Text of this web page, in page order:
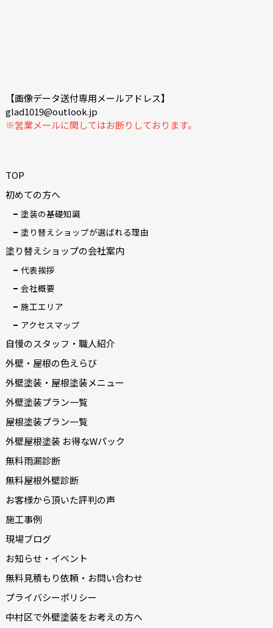
【画像データ送付専用メールアドレス】
glad1019@outlook.jp
※営業メールに関してはお断りしております。
TOP
初めての方へ
塗装の基礎知識
塗り替えショップが選ばれる理由
塗り替えショップの会社案内
代表挨拶
会社概要
施工エリア
アクセスマップ
自慢のスタッフ・職人紹介
外壁・屋根の色えらび
外壁塗装・屋根塗装メニュー
外壁塗装プラン一覧
屋根塗装プラン一覧
外壁屋根塗装 お得なWパック
無料雨漏診断
無料屋根外壁診断
お客様から頂いた評判の声
施工事例
現場ブログ
お知らせ・イベント
無料見積もり依頼・お問い合わせ
プライバシーポリシー
中村区で外壁塗装をお考えの方へ